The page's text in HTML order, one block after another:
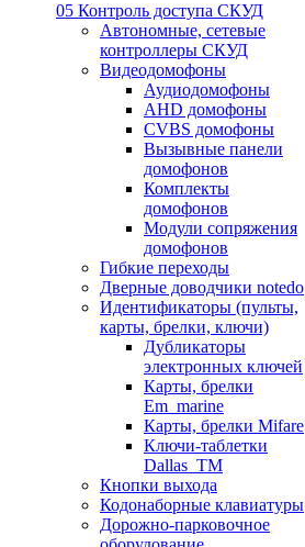
05 Контроль доступа СКУД
Автономные, сетевые
контроллеры СКУД
Видеодомофоны
Аудиодомофоны
AHD домофоны
CVBS домофоны
Вызывные панели
домофонов
Комплекты
домофонов
Модули сопряжения
домофонов
Гибкие переходы
Дверные доводчики notedo
Идентификаторы (пульты,
карты, брелки, ключи)
Дубликаторы
электронных ключей
Карты, брелки
Em_marine
Карты, брелки Mifare
Ключи-таблетки
Dallas_TM
Кнопки выхода
Кодонаборные клавиатуры
Дорожно-парковочное